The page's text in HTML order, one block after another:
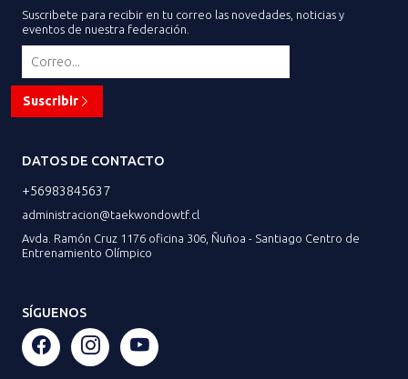
Suscribete para recibir en tu correo las novedades, noticias y
eventos de nuestra federación.
Suscribir
DATOS DE CONTACTO
+56983845637
administracion@taekwondowtf.cl
Avda. Ramón Cruz 1176 oficina 306, Ñuñoa - Santiago Centro de
Entrenamiento Olímpico
SÍGUENOS